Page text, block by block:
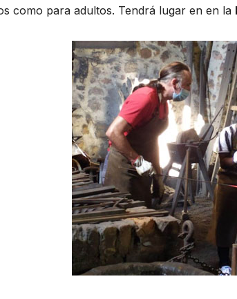
como para adultos. Tendrá lugar en en la